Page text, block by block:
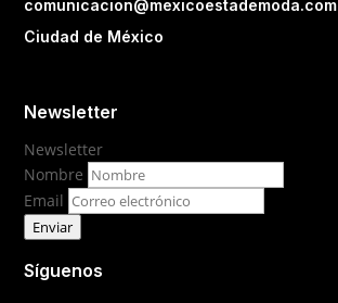
comunicacion@mexicoestademoda.com
Ciudad de México
Newsletter
Newsletter
Nombre
Email
Enviar
Síguenos